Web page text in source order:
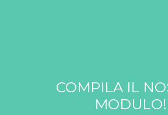
COMPILA IL
MODULO!